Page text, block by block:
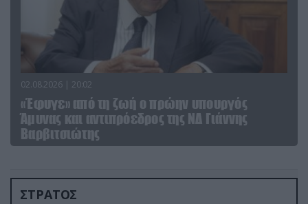
02.08.2026 | 20:02
«Έφυγε» από τη ζωή ο πρώην υπουργός
Άμυνας και αντιπρόεδρος της ΝΔ Γιάννης
Βαρβιτσιώτης
ΣΤΡΑΤΟΣ